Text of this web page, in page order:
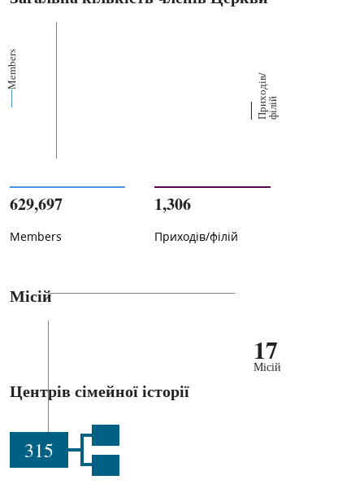
Members
П
р
их
о
д
і
в
/
ф
і
л
ій
629,697
Members
1,306
Приходів/філій
Місій
17
Місій
Центрів сімейної історії
315